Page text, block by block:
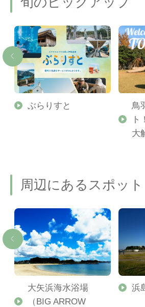
ぶらりすと
鳥
ト
大
周辺にあるスポット
大矢浜海水浴場
（BIG ARROW
浜